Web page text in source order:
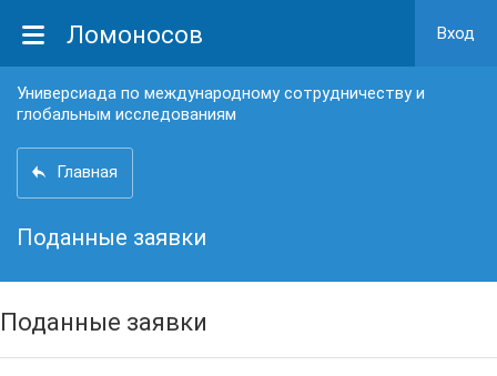
Ломоносов Вход
Универсиада по международному сотрудничеству и
глобальным исследованиям
Главная
Поданные заявки
Поданные заявки